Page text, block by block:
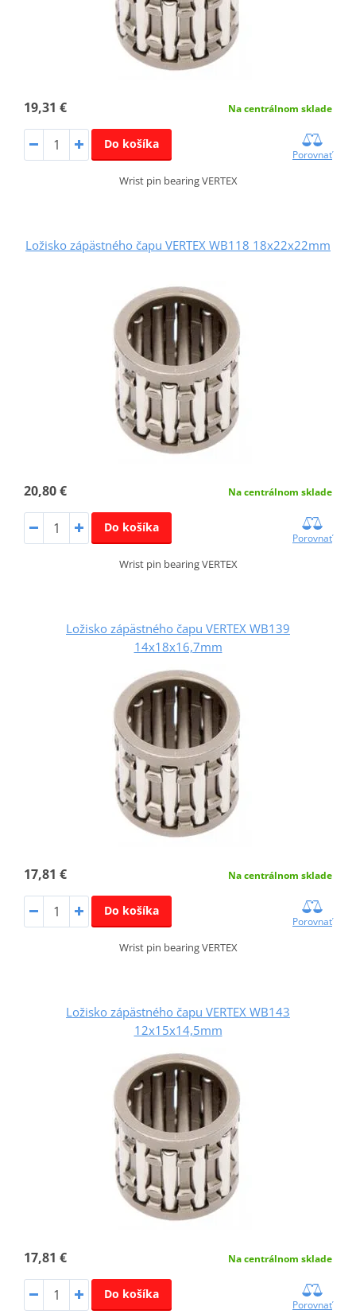
19,31 € Na centrálnom sklade
Do košíka
Porovnať
Wrist pin bearing VERTEX
Ložisko zápästného čapu VERTEX WB118 18x22x22mm
20,80 € Na centrálnom sklade
Do košíka
Porovnať
Wrist pin bearing VERTEX
Ložisko zápästného čapu VERTEX WB139
14x18x16,7mm
17,81 € Na centrálnom sklade
Do košíka
Porovnať
Wrist pin bearing VERTEX
Ložisko zápästného čapu VERTEX WB143
12x15x14,5mm
17,81 € Na centrálnom sklade
Do košíka
Porovnať